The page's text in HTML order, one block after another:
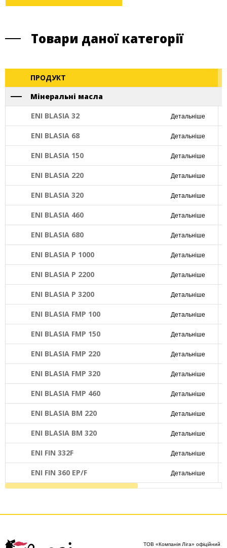
Товари даної категорії
ПРОДУКТ
Мінеральні масла
ENI BLASIA 32
Детальніше
ENI BLASIA 68 Детальніше
ENI BLASIA 150 Детальніше
ENI BLASIA 220 Детальніше
ENI BLASIA 320 Детальніше
ENI BLASIA 460 Детальніше
ENI BLASIA 680 Детальніше
ENI BLASIA P 1000 Детальніше
ENI BLASIA P 2200 Детальніше
ENI BLASIA P 3200 Детальніше
ENI BLASIA FMP 100 Детальніше
ENI BLASIA FMP 150 Детальніше
ENI BLASIA FMP 220 Детальніше
ENI BLASIA FMP 320 Детальніше
ENI BLASIA FMP 460 Детальніше
ENI BLASIA BM 220 Детальніше
ENI BLASIA BM 320 Детальніше
ENI FIN 332F Детальніше
ENI FIN 360 EP/F Детальніше
ТОВ «Компанія Ліга» офіційний